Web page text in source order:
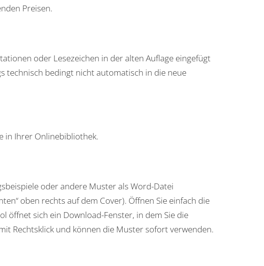
Preisen.
oder Lesezeichen in der alten Auflage eingefügt
technisch bedingt nicht automatisch in die neue
in Ihrer Onlinebibliothek.
oder andere Muster als Word-Datei
oben rechts auf dem Cover). Öffnen Sie einfach die
öffnet sich ein Download-Fenster, in dem Sie die
Rechtsklick und können die Muster sofort verwenden.